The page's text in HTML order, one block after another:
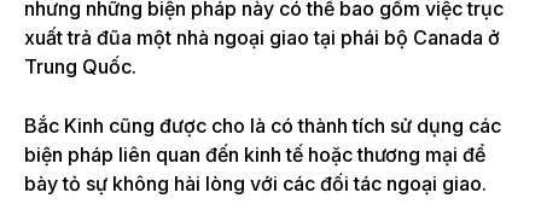
nhưng những biện pháp này có thể bao gồm việc trục
xuất trả đũa một nhà ngoại giao tại phái bộ Canada ở
Trung Quốc.
Bắc Kinh cũng được cho là có thành tích sử dụng các
biện pháp liên quan đến kinh tế hoặc thương mại để
bày tỏ sự không hài lòng với các đối tác ngoại giao.